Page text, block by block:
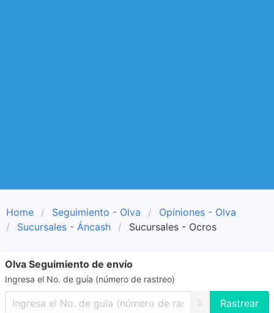
Home Seguimiento - Olva
Opiniones - Olva
Sucursales - Áncash
Sucursales - Ocros
Olva Seguimiento de envío
Ingresa el No. de guía (número de rastreo)
X